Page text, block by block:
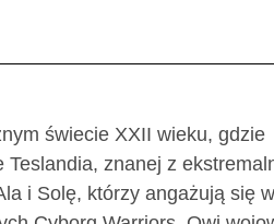
świecie XXII wieku, gdzie
Teslandia, znanej z
i Solę, którzy angażują się w